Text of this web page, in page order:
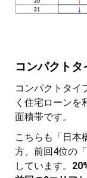
コンパクトタ
コンパクトタイ
く住宅ローンを
面積帯です。
こちらも「日本
方、前回4位の
しています。